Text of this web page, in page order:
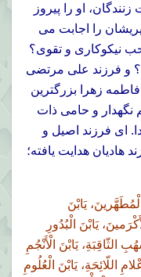
او را پيروز
را اجابت مى
نيكوكارى و تقوى؟
و فرزند على مرتضى
زهرا بزرگترين
نگهدار و حامى ذات
اى فرزند اصيل و
هاديان هدايت يافته؛
يَابْنَ
يَابْنَ الْبُدُورِ
الثّاقِبَةِ، يَابْنَ الْأَنْجُمِ
اللّائِحَةِ، يَابْنَ الْعُلُومِ